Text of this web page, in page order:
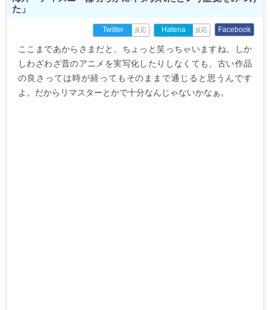
た」
Twitter 反応 Hatena 反応 Facebook
ここまであからさまだと、ちょっと笑っちゃいますね。しか
しわざわざ昔のアニメを実写化したりしなくても、古い作品
の良さっては時が経ってもそのままで通じると思うんです
よ。だからリマスターとかで十分なんじゃないかなぁ。